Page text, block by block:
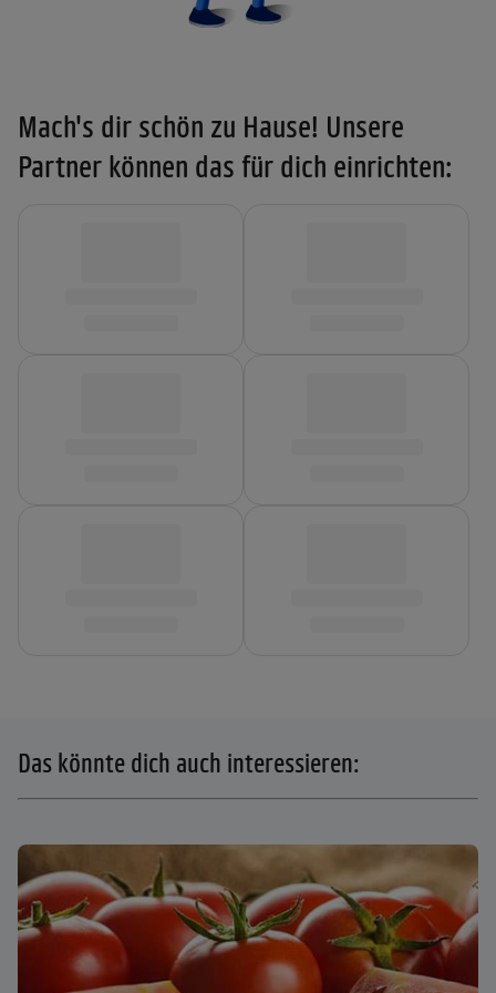
Mach's dir schön zu Hause! Unsere
Partner können das für dich einrichten:
Das könnte dich auch interessieren: